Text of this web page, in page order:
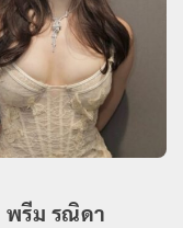
พรีม รณิดา